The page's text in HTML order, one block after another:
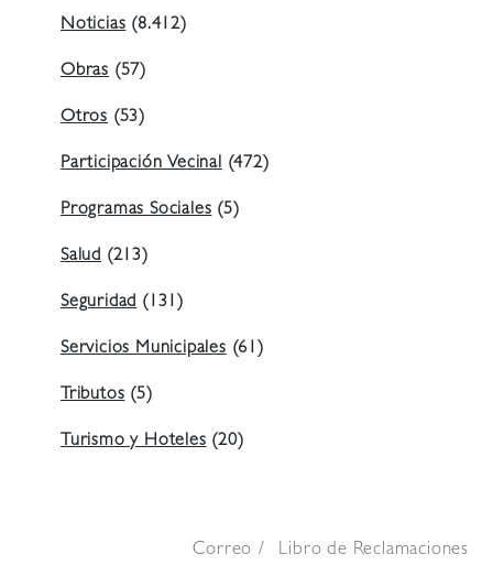
Noticias (8.412)
Obras (57)
Otros (53)
Participación Vecinal (472)
Programas Sociales (5)
Salud (213)
Seguridad (131)
Servicios Municipales (61)
Tributos (5)
Turismo y Hoteles (20)
Correo Libro de Reclamaciones